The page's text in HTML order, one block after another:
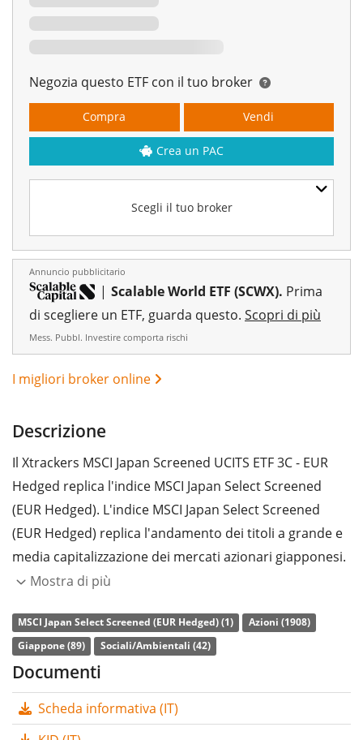
Negozia questo ETF con il tuo broker
Scegli il tuo broker
Compra Vendi
Crea un PAC
Annuncio pubblicitario
| Scalable World ETF (SCWX). Prima
di scegliere un ETF, guarda questo. Scopri di più
Mess. Pubbl. Investire comporta rischi
I migliori broker online
Descrizione
Il Xtrackers MSCI Japan Screened UCITS ETF 3C - EUR
Hedged replica l'indice MSCI Japan Select Screened
(EUR Hedged). L'indice MSCI Japan Select Screened
(EUR Hedged) replica l'andamento dei titoli a grande e
media capitalizzazione dei mercati azionari giapponesi.
I titoli inclusi sono selezionati in base a criteri ESG
società esclusi: armi controverse, tabacco, carbone
termico, sabbie bituminose, mancata conformità al
Global Compact delle Nazioni Unite. Inoltre, l'indice
punta a una riduzione minima del 30% dell'intensità
delle emissioni di carbonio rispetto al suo indice di
Mostra di più
MSCI Japan Select Screened (EUR Hedged) (1)
Azioni (1908)
Giappone (89)
Sociali/Ambientali (42)
Documenti
Scheda informativa (IT)